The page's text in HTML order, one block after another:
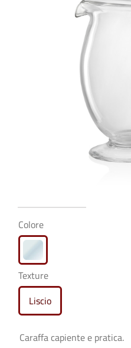
Colore
Texture
Liscio
Caraffa capiente e pratica.